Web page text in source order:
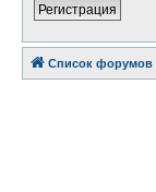
Регистрация
Список форумов